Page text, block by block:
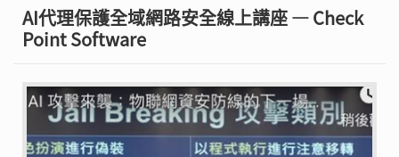
AI代理保護全域網路安全線上講座 — Check
Point Software